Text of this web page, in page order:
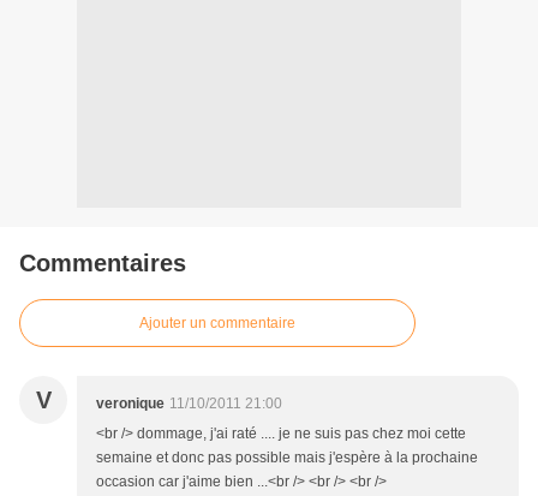
Commentaires
Ajouter un commentaire
V veronique 11/10/2011 21:00
<br /> dommage, j'ai raté .... je ne suis pas chez moi cette
semaine et donc pas possible mais j'espère à la prochaine
occasion car j'aime bien ...<br /> <br /> <br />